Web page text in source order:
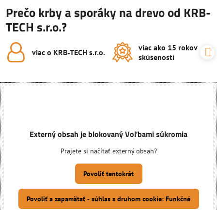
Prečo krby a sporáky na drevo od KRB-
TECH s.r.o.?
viac o KRB-TECH s​.r​.o​.
viac ako 15 rokov
skúseností
Externý obsah je blokovaný Voľbami súkromia
Prajete si načítať externý obsah?
Povoliť tentokrát
Povoliť a zapamätať - súhlas s druhom cookie: Funkčné